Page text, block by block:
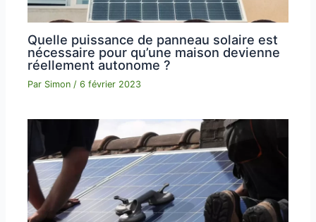
Quelle puissance de panneau solaire est
nécessaire pour qu’une maison devienne
réellement autonome ?
Par Simon /6 février 2023